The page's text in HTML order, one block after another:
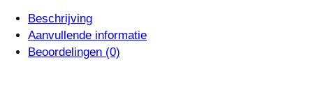
Beschrijving
Aanvullende informatie
Beoordelingen (0)